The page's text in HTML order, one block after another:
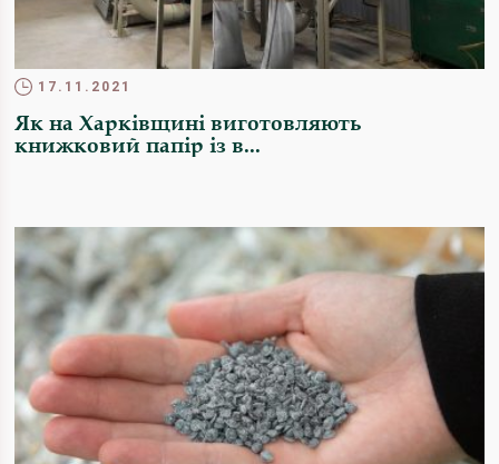
17.11.2021
Як на Харківщині виготовляють
книжковий папір із в...